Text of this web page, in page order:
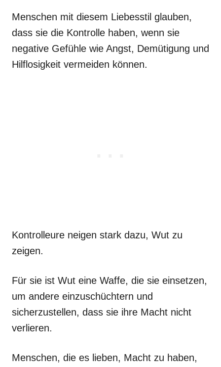
Menschen mit diesem Liebesstil glauben,
dass sie die Kontrolle haben, wenn sie
negative Gefühle wie Angst, Demütigung und
Hilflosigkeit vermeiden können.
Kontrolleure neigen stark dazu, Wut zu
zeigen.
Für sie ist Wut eine Waffe, die sie einsetzen,
um andere einzuschüchtern und
sicherzustellen, dass sie ihre Macht nicht
verlieren.
Menschen, die es lieben, Macht zu haben,